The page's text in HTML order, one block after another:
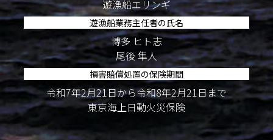
遊漁船エリンギ
遊漁船業務主任者の氏名
博多 ヒト志
尾後 隼人
損害賠償処置の保険期間
令和7年2月21日から令和8年2月21日まで
東京海上日動火災保険